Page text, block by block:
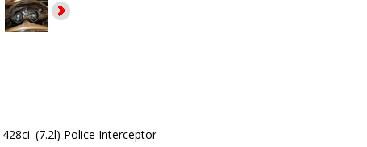
(7.2l) Police Interceptor